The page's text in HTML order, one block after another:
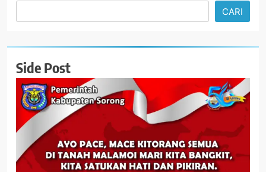
CARI
Side Post